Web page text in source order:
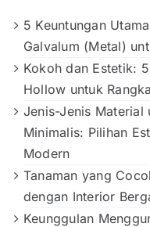
5 Keuntungan
Galvalum (Metal)
Kokoh dan Estetik:
Hollow untuk
Jenis-Jenis Material
Minimalis: Pilihan
Modern
Tanaman yang
dengan Interior
Keunggulan